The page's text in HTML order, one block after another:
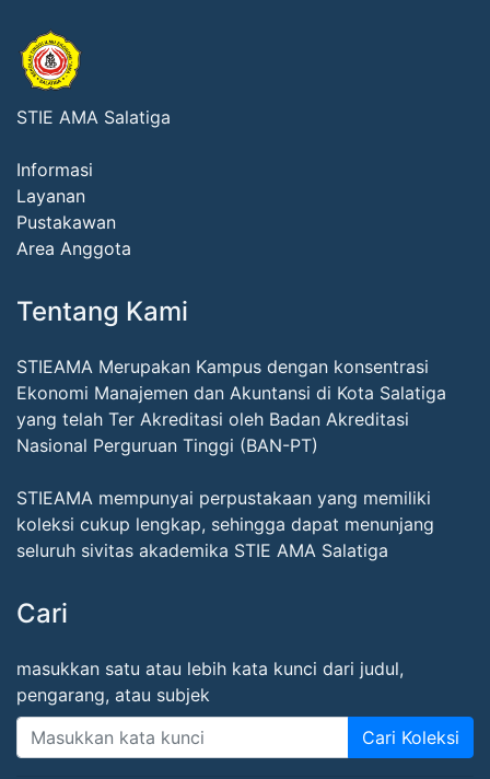
STIE AMA Salatiga
Informasi
Layanan
Pustakawan
Area Anggota
Tentang Kami
STIEAMA Merupakan Kampus dengan konsentrasi
Ekonomi Manajemen dan Akuntansi di Kota Salatiga
yang telah Ter Akreditasi oleh Badan Akreditasi
Nasional Perguruan Tinggi (BAN-PT)
STIEAMA mempunyai perpustakaan yang memiliki
koleksi cukup lengkap, sehingga dapat menunjang
seluruh sivitas akademika STIE AMA Salatiga
Cari
masukkan satu atau lebih kata kunci dari judul,
pengarang, atau subjek
Cari Koleksi